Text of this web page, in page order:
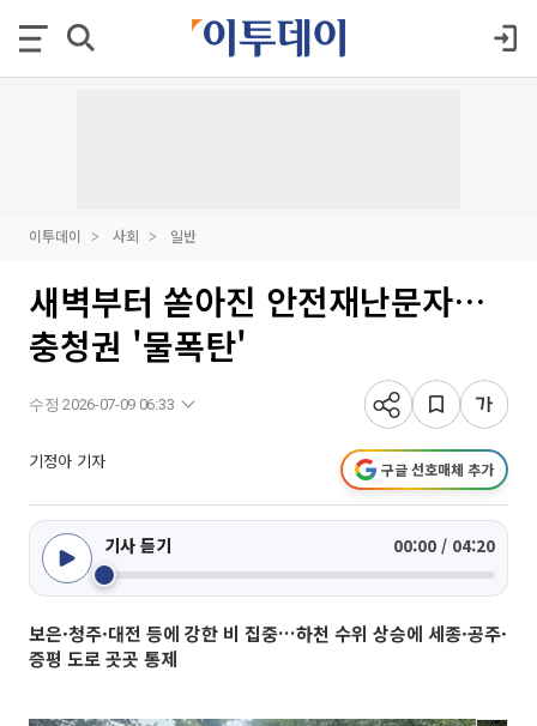
이투데이 사회 일반
새벽부터 쏟아진 안전재난문자…
충청권 '물폭탄'
수정 2026-07-09 06:33
기정아 기자 구글 선호매체 추가
기사 듣기 00:00 / 04:20
보은·청주·대전 등에 강한 비 집중…하천 수위 상승에 세종·공주·
증평 도로 곳곳 통제